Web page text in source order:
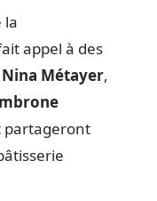
la
appel à des
Nina Métayer,
partageront